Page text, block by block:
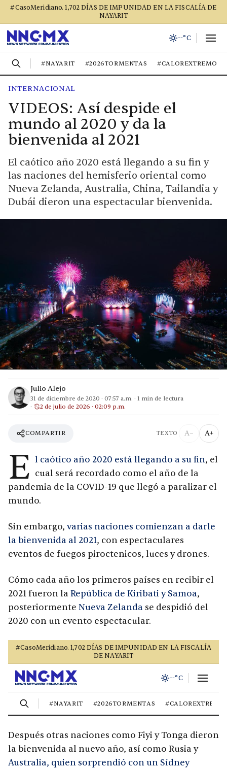
#CasoMeridiano. 1,702 DÍAS DE IMPUNIDAD EN LA FISCALÍA DE
NAYARIT
--°C
#NAYARIT #2026TORMENTAS #CALOREXTREMO
INTERNACIONAL
VIDEOS: Así despide el
mundo al 2020 y da la
bienvenida al 2021
El caótico año 2020 está llegando a su fin y
las naciones del hemisferio oriental como
Nueva Zelanda, Australia, China, Tailandia y
Dubái dieron una espectacular bienvenida.
Julio Alejo
31 de diciembre de 2020 · 07:57 a.m. · 1 min de lectura
2 de julio de 2026 · 02:09 p.m.
COMPARTIR TEXTO A− A+
E l caótico año 2020 está llegando a su fin, el
cual será recordado como el año de la
pandemia de la COVID-19 que llegó a paralizar el
mundo.
Sin embargo, varias naciones comienzan a darle
la bienvenida al 2021, con espectaculares
eventos de fuegos piroctenicos, luces y drones.
Cómo cada año los primeros países en recibir el
2021 fueron la República de Kiribati y Samoa,
posteriormente Nueva Zelanda se despidió del
2020 con un evento espectacular.
Después otras naciones como Fiyi y Tonga dieron
la bienvenida al nuevo año, así como Rusia y
Australia, quien sorprendió con un Sídney